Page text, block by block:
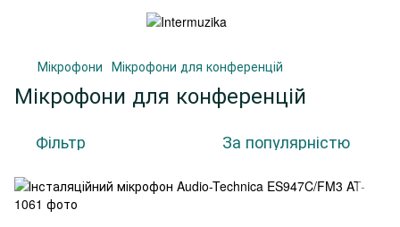
Мікрофони Мікрофони для конференцій
Мікрофони для конференцій
Фільтр За популярністю